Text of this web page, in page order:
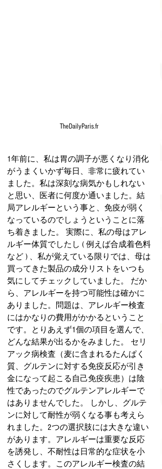
TheDailyParis.fr
1年前に、私は胃の調子が悪くなり消化
がうまくいかず毎日、非常に疲れてい
ました。私は深刻な病気かもしれない
と思い、医者に何度か通いました。結
局アレルギーという事と、免疫が弱く
なっているのでしょうということに落
ち着きました。 実際に、私の母はアレ
ルギー体質でしたし ( 例えば合成着色料
など ) 、私が覚えている限りでは、母は
買ってきた製品の成分リストをいつも
気にしてチェックしていました。 だか
ら、アレルギーを持つ可能性は確かに
ありました。問題は、アレルギー検査
にはかなりの費用がかかるということ
です。とりあえず1個の項目を選んで、
どんな結果が出るかをみました。 セリ
アック病検査（麦に含まれるたんぱく
質、グルテンに対する免疫反応が引き
金になって起こる自己免疫疾患）は陰
性であったのでグルテンアレルギーで
はありませんでした。 しかし、グルテ
ンに対して耐性が弱くなる事も考えら
れました。2つの選択肢には大きな違い
があります。アレルギーは重要な反応
を誘発し、不耐性は日常的な症状を小
さくします。このアレルギー検査の結